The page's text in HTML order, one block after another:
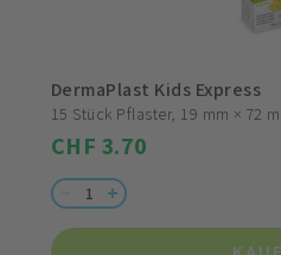
DermaPlast Kids Express
15 Stück Pflaster, 19 mm × 72
CHF 3.70